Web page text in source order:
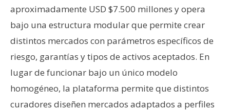
aproximadamente USD $7.500 millones y opera
bajo una estructura modular que permite crear
distintos mercados con parámetros específicos de
riesgo, garantías y tipos de activos aceptados. En
lugar de funcionar bajo un único modelo
homogéneo, la plataforma permite que distintos
curadores diseñen mercados adaptados a perfiles